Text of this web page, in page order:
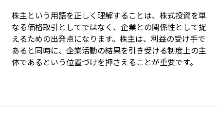
株主という用語を正しく理解することは、株式投資を単
なる価格取引としてではなく、企業との関係性として捉
えるための出発点になります。株主は、利益の受け手で
あると同時に、企業活動の結果を引き受ける制度上の主
体であるという位置づけを押さえることが重要です。